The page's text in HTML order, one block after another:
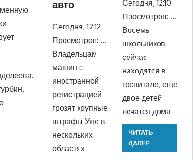
авто
Сегодня, 12:12
Просмотров: …
Владельцам
машин с
иностранной
регистрацией
грозят крупные
штрафы Уже в
нескольких
областях
Сегодня, 12:10
Просмотров: …
Восемь
школьников
сейчас
находятся в
госпитале, еще
двое детей
лечатся дома
ЧИТАТЬ
ДАЛЕЕ